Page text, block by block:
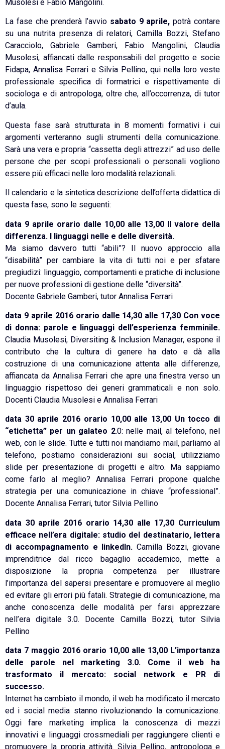
Musolesi e Fabio Mangolini.
La fase che prenderà l’avvio sabato 9 aprile, potrà contare
su una nutrita presenza di relatori, Camilla Bozzi, Stefano
Caracciolo, Gabriele Gamberi, Fabio Mangolini, Claudia
Musolesi, affiancati dalle responsabili del progetto e socie
Fidapa, Annalisa Ferrari e Silvia Pellino, qui nella loro veste
professionale specifica di formatrici e rispettivamente di
sociologa e di antropologa, oltre che, all’occorrenza, di tutor
d’aula.
Questa fase sarà strutturata in 8 momenti formativi i cui
argomenti verteranno sugli strumenti della comunicazione.
Sarà una vera e propria “cassetta degli attrezzi” ad uso delle
persone che per scopi professionali o personali vogliono
essere più efficaci nelle loro modalità relazionali.
Il calendario e la sintetica descrizione dell’offerta didattica di
questa fase, sono le seguenti:
data 9 aprile orario dalle 10,00 alle 13,00 Il valore della
differenza. I linguaggi nelle e delle diversità.
Ma siamo davvero tutti “abili”? Il nuovo approccio alla
“disabilità” per cambiare la vita di tutti noi e per sfatare
pregiudizi: linguaggio, comportamenti e pratiche di inclusione
per nuove professioni di gestione delle “diversità”.
Docente Gabriele Gamberi, tutor Annalisa Ferrari
data 9 aprile 2016 orario dalle 14,30 alle 17,30 Con voce
di donna: parole e linguaggi dell’esperienza femminile.
Claudia Musolesi, Diversiting & Inclusion Manager, espone il
contributo che la cultura di genere ha dato e dà alla
costruzione di una comunicazione attenta alle differenze,
affiancata da Annalisa Ferrari che apre una finestra verso un
linguaggio rispettoso dei generi grammaticali e non solo.
Docenti Claudia Musolesi e Annalisa Ferrari
data 30 aprile 2016 orario 10,00 alle 13,00 Un tocco di
“etichetta” per un galateo 2.0: nelle mail, al telefono, nel
web, con le slide. Tutte e tutti noi mandiamo mail, parliamo al
telefono, postiamo considerazioni sui social, utilizziamo
slide per presentazione di progetti e altro. Ma sappiamo
come farlo al meglio? Annalisa Ferrari propone qualche
strategia per una comunicazione in chiave “professional”.
Docente Annalisa Ferrari, tutor Silvia Pellino
data 30 aprile 2016 orario 14,30 alle 17,30 Curriculum
efficace nell’era digitale: studio del destinatario, lettera
di accompagnamento e linkedIn. Camilla Bozzi, giovane
imprenditrice dal ricco bagaglio accademico, mette a
disposizione la propria competenza per illustrare
l’importanza del sapersi presentare e promuovere al meglio
ed evitare gli errori più fatali. Strategie di comunicazione, ma
anche conoscenza delle modalità per farsi apprezzare
nell’era digitale 3.0. Docente Camilla Bozzi, tutor Silvia
Pellino
data 7 maggio 2016 orario 10,00 alle 13,00 L’importanza
delle parole nel marketing 3.0. Come il web ha
trasformato il mercato: social network e PR di
successo.
Internet ha cambiato il mondo, il web ha modificato il mercato
ed i social media stanno rivoluzionando la comunicazione.
Oggi fare marketing implica la conoscenza di mezzi
innovativi e linguaggi crossmediali per raggiungere clienti e
promuovere la propria attività. Silvia Pellino, antropologa e